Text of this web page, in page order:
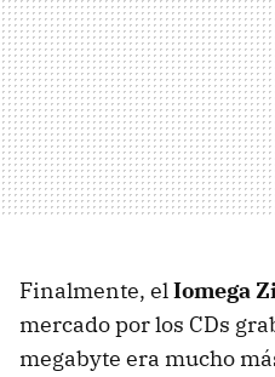
Finalmente, elIomega
mercado por los CDs
megabyte era mucho